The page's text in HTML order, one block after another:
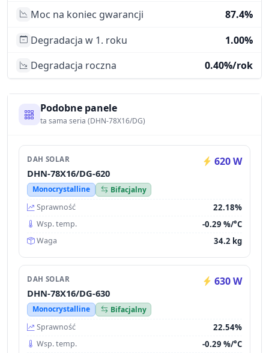
Moc na koniec gwarancji
87.4%
Degradacja w 1. roku
1.00%
Degradacja roczna
0.40%/rok
Podobne panele
ta sama seria (DHN-78X16/DG)
DAH SOLAR 620 W
DHN-78X16/DG-620
Monocrystalline
Bifacjalny
Sprawność
22.18%
Wsp. temp. -0.29 %/°C
Waga 34.2 kg
DAH SOLAR 630 W
DHN-78X16/DG-630
Monocrystalline
Bifacjalny
Sprawność
22.54%
Wsp. temp. -0.29 %/°C